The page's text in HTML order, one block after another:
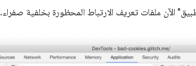
الآن ملفات تعريف الارتباط المحظورة بخلفية صفراء.